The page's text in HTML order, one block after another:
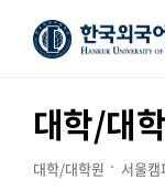
대학/대
대학/대학원 서울캠